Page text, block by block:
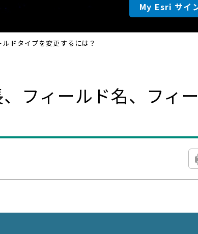
My Esri サイ
ドタイプを変更するには？
フィールド名、フィ